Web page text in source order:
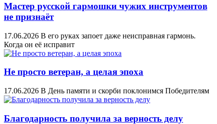
Мастер русской гармошки чужих инструментов
не признаёт
17.06.2026 В его руках запоет даже неисправная гармонь.
Когда он её исправит
Не просто ветеран, а целая эпоха
17.06.2026 В День памяти и скорби поклонимся Победителям
Благодарность получила за верность делу